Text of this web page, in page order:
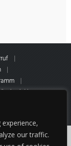
our traffic.
inkl.
Partners
unserer